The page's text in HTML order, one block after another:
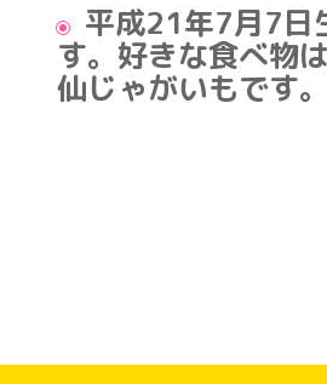
平成21年7月7日
す。好きな食べ物
仙じゃがいもです